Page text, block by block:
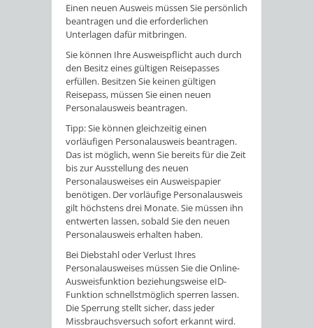
Einen neuen Ausweis müssen Sie persönlich
beantragen und die erforderlichen
Unterlagen dafür mitbringen.
Sie können Ihre Ausweispflicht auch durch
den Besitz eines gültigen Reisepasses
erfüllen. Besitzen Sie keinen gültigen
Reisepass, müssen Sie einen neuen
Personalausweis beantragen.
Tipp:Sie können gleichzeitig einen
vorläufigen Personalausweis beantragen.
Das ist möglich, wenn Sie bereits für die Zeit
bis zur Ausstellung des neuen
Personalausweises ein Ausweispapier
benötigen. Der vorläufige Personalausweis
gilt höchstens drei Monate. Sie müssen ihn
entwerten lassen, sobald Sie den neuen
Personalausweis erhalten haben.
Bei Diebstahl oder Verlust Ihres
Personalausweises müssen Sie die Online-
Ausweisfunktion beziehungsweiseeID-
Funktion schnellstmöglich sperren lassen.
Die Sperrung stellt sicher, dass jeder
Missbrauchsversuch sofort erkannt wird.